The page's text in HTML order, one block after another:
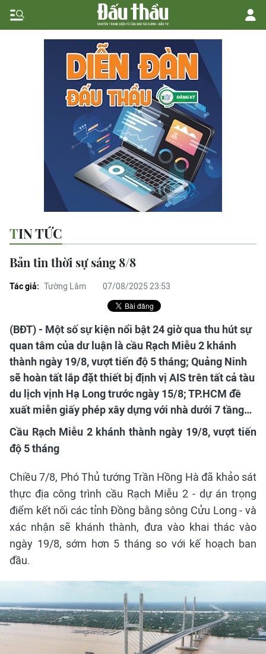
TIN TỨC
Bản tin thời sự sáng 8/8
Tác giả: Tường Lâm 07/08/2025 23:53
(BĐT) - Một số sự kiện nổi bật 24 giờ qua thu hút sự
quan tâm của dư luận là cầu Rạch Miễu 2 khánh
thành ngày 19/8, vượt tiến độ 5 tháng; Quảng Ninh
sẽ hoàn tất lắp đặt thiết bị định vị AIS trên tất cả tàu
du lịch vịnh Hạ Long trước ngày 15/8; TP.HCM đề
xuất miễn giấy phép xây dựng với nhà dưới 7 tầng…
Cầu Rạch Miễu 2 khánh thành ngày 19/8, vượt tiến
độ 5 tháng
Chiều 7/8, Phó Thủ tướng Trần Hồng Hà đã khảo sát
thực địa công trình cầu Rạch Miễu 2 - dự án trọng
điểm kết nối các tỉnh Đồng bằng sông Cửu Long - và
xác nhận sẽ khánh thành, đưa vào khai thác vào
ngày 19/8, sớm hơn 5 tháng so với kế hoạch ban
đầu.